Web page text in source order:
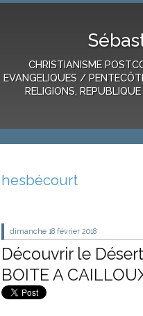
CHRISTIANISME
EVANGELIQUES /
RELIGIONS,
hesbécourt
dimanche 18 février 2018
Découvrir le
BOITE A